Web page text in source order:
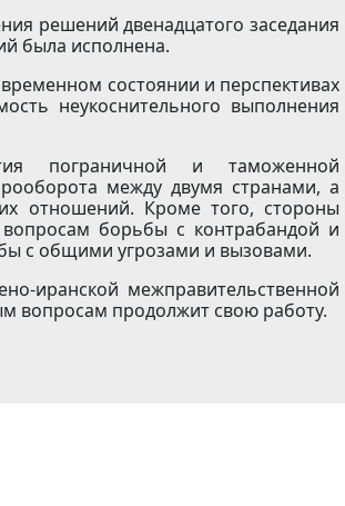
решений двенадцатого заседания
была исполнена.
состоянии и перспективах
неукоснительного выполнения
пограничной и таможенной
между двумя странами, а
отношений. Кроме того, стороны
борьбы с контрабандой и
с общими угрозами и вызовами.
иранской межправительственной
вопросам продолжит свою работу.